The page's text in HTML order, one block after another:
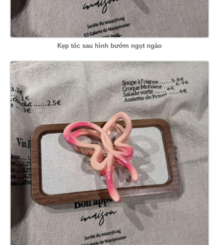
Kẹp tóc sau hình bướm ngọt ngào